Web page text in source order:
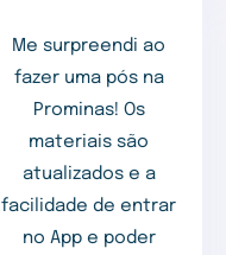
Me surpreendi ao
fazer uma pós na
Prominas! Os
materiais são
atualizados e a
facilidade de entrar
no App e poder